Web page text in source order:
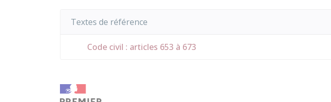
Textes de référence
Code civil : articles 653 à 673